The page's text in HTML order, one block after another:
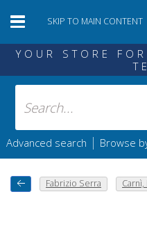
SKIP TO MAIN CONTENT
YOUR STORE
Advanced search | Browse
Fabrizio Serra